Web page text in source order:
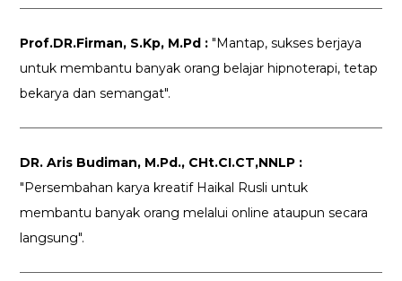
Prof.DR.Firman, S.Kp, M.Pd : "Mantap, sukses berjaya
untuk membantu banyak orang belajar hipnoterapi, tetap
bekarya dan semangat".
DR. Aris Budiman, M.Pd., CHt.CI.CT,NNLP :
"Persembahan karya kreatif Haikal Rusli untuk
membantu banyak orang melalui online ataupun secara
langsung".